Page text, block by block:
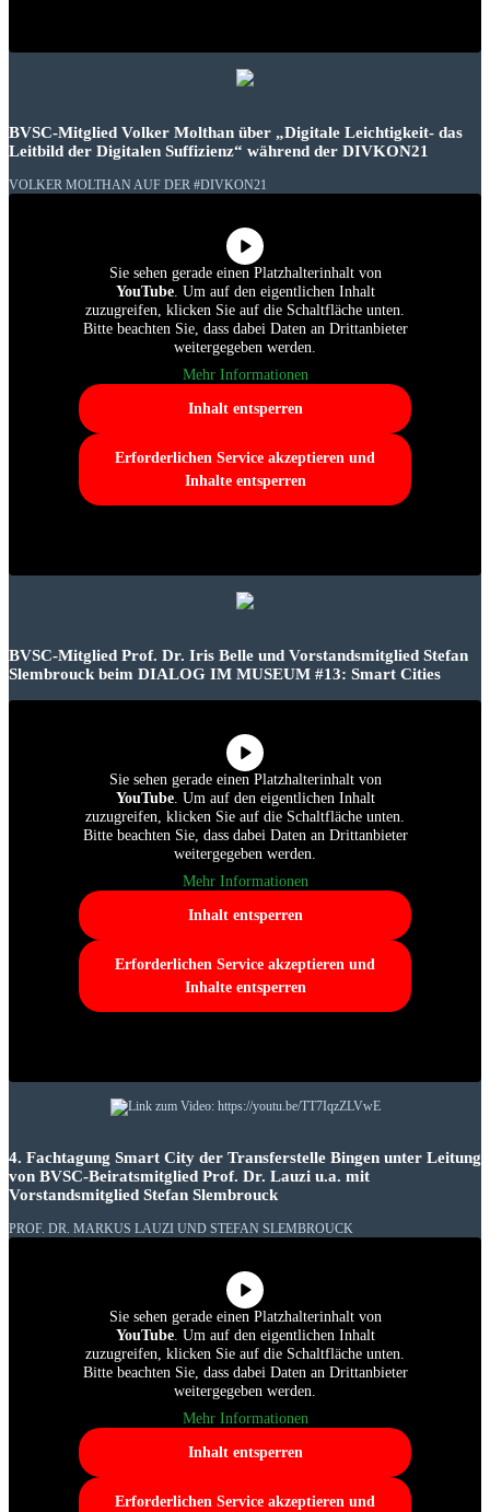
BVSC-Mitglied Volker Molthan über „Digitale Leichtigkeit- das
Leitbild der Digitalen Suffizienz“ während der DIVKON21
VOLKER MOLTHAN AUF DER #DIVKON21
Sie sehen gerade einen Platzhalterinhalt von
YouTube. Um auf den eigentlichen Inhalt
zuzugreifen, klicken Sie auf die Schaltfläche unten.
Bitte beachten Sie, dass dabei Daten an Drittanbieter
weitergegeben werden.
Mehr Informationen
Inhalt entsperren
Erforderlichen Service akzeptieren und
Inhalte entsperren
BVSC-Mitglied Prof. Dr. Iris Belle und Vorstandsmitglied Stefan
Slembrouck beim DIALOG IM MUSEUM #13: Smart Cities
Sie sehen gerade einen Platzhalterinhalt von
YouTube. Um auf den eigentlichen Inhalt
zuzugreifen, klicken Sie auf die Schaltfläche unten.
Bitte beachten Sie, dass dabei Daten an Drittanbieter
weitergegeben werden.
Mehr Informationen
Inhalt entsperren
Erforderlichen Service akzeptieren und
Inhalte entsperren
4. Fachtagung Smart City der Transferstelle Bingen unter Leitung
von BVSC-Beiratsmitglied Prof. Dr. Lauzi u.a. mit
Vorstandsmitglied Stefan Slembrouck
PROF. DR. MARKUS LAUZI UND STEFAN SLEMBROUCK
Sie sehen gerade einen Platzhalterinhalt von
YouTube. Um auf den eigentlichen Inhalt
zuzugreifen, klicken Sie auf die Schaltfläche unten.
Bitte beachten Sie, dass dabei Daten an Drittanbieter
weitergegeben werden.
Mehr Informationen
Inhalt entsperren
Erforderlichen Service akzeptieren und